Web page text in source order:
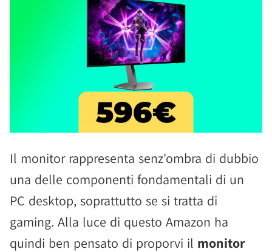
Il monitor rappresenta senz'ombra di dubbio
una delle componenti fondamentali di un
PC desktop, soprattutto se si tratta di
gaming. Alla luce di questo Amazon ha
quindi ben pensato di proporvi il monitor